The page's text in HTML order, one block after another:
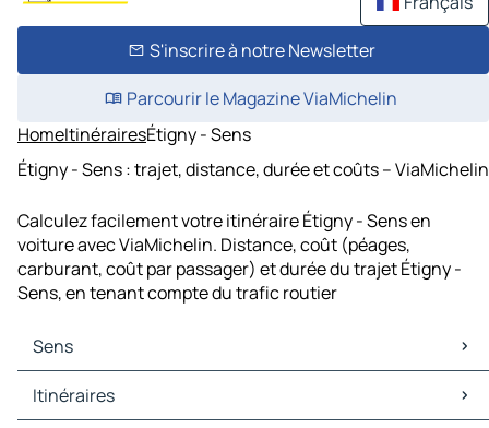
S'inscrire à notre Newsletter
Parcourir le Magazine ViaMichelin
HomeItinérairesÉtigny - Sens
Étigny - Sens : trajet, distance, durée et coûts – ViaMichelin
Calculez facilement votre itinéraire Étigny - Sens en
voiture avec ViaMichelin. Distance, coût (péages,
carburant, coût par passager) et durée du trajet Étigny -
Sens, en tenant compte du trafic routier
Sens
Sens Cartes et plans
Sens Trafic
Itinéraires